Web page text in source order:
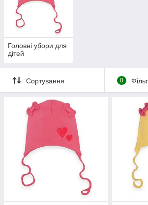
Головні убори для
дітей
Сортування 0